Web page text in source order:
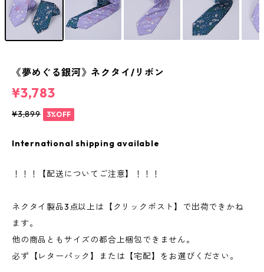
《夢めぐる銀河》ネクタイ/リボン
¥3,783
¥3,899 3%OFF
International shipping available
！！！【配送についてご注意】！！！
ネクタイ製品3点以上は【クリックポスト】で出荷できかね
ます。
他の商品ともサイズの都合上梱包できません。
必ず【レターパック】または【宅配】をお選びください。